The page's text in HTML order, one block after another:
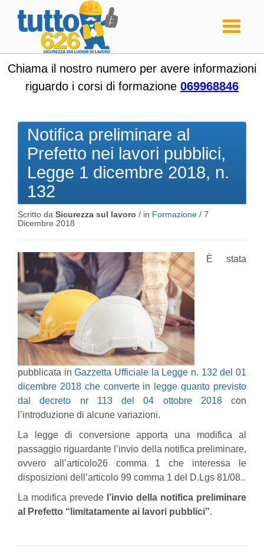
Toggle
Chiama il nostro numero per avere informazioni
riguardo i corsi di formazione 069968846
Notifica preliminare al
Prefetto nei lavori pubblici,
Legge 1 dicembre 2018, n.
132
Scritto da Sicurezza sul lavoro / in Formazione / 7
Dicembre 2018
È stata
pubblicata in Gazzetta Ufficiale la Legge n. 132 del 01
dicembre 2018 che converte in legge quanto previsto
dal decreto nr 113 del 04 ottobre 2018con
l’introduzione di alcune variazioni.
La legge di conversione apporta una modifica al
passaggio riguardante l’invio della notifica preliminare,
ovvero all’articolo26 comma 1 che interessa le
disposizioni dell’articolo 99 comma 1 del D.Lgs 81/08..
La modifica prevede l’invio della notifica preliminare
al Prefetto “limitatamente ai lavori pubblici”.